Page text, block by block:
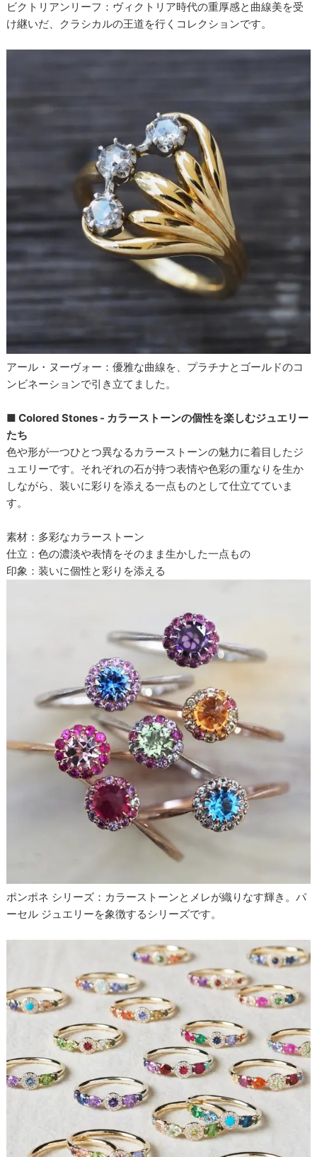
ビクトリアンリーフ：ヴィクトリア時代の重厚感と曲線美を受
け継いだ、クラシカルの王道を行くコレクションです。
アール・ヌーヴォー：優雅な曲線を、プラチナとゴールドのコ
ンビネーションで引き立てました。
■ Colored Stones - カラーストーンの個性を楽しむジュエリー
たち
色や形が一つひとつ異なるカラーストーンの魅力に着目したジ
ュエリーです。それぞれの石が持つ表情や色彩の重なりを生か
しながら、装いに彩りを添える一点ものとして仕立てていま
す。
素材：多彩なカラーストーン
仕立：色の濃淡や表情をそのまま生かした一点もの
印象：装いに個性と彩りを添える
ポンポネ シリーズ：カラーストーンとメレが織りなす輝き。パ
ーセル ジュエリーを象徴するシリーズです。